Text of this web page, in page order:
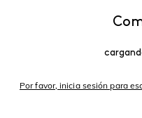
Por favor, inicia sesión para